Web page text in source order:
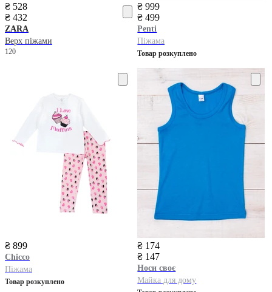
₴ 528
₴ 432
ZARA
Верх піжами
120
₴ 999
₴ 499
Penti
Піжама
Товар розкуплено
₴ 899
Chicco
Піжама
Товар розкуплено
₴ 174
₴ 147
Носи своє
Майка для дому